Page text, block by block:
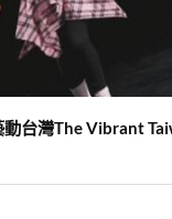
動台灣The Vibrant